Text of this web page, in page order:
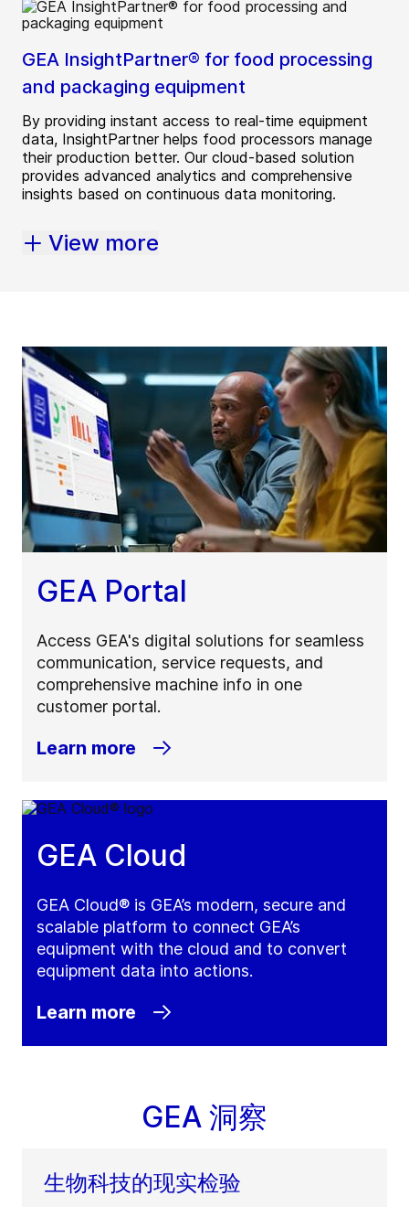
GEA InsightPartner® for food processing
and packaging equipment
By providing instant access to real-time equipment
data, InsightPartner helps food processors manage
their production better. Our cloud-based solution
provides advanced analytics and comprehensive
insights based on continuous data monitoring.
View more
GEA Portal
Access GEA's digital solutions for seamless
communication, service requests, and
comprehensive machine info in one
customer portal.
Learn more
GEA Cloud
GEA Cloud® is GEA’s modern, secure and
scalable platform to connect GEA’s
equipment with the cloud and to convert
equipment data into actions.
Learn more
GEA 洞察
生物科技的现实检验